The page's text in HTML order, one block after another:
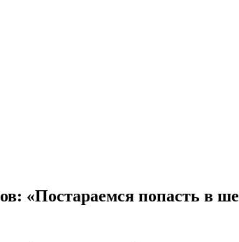
«Постараемся попасть в